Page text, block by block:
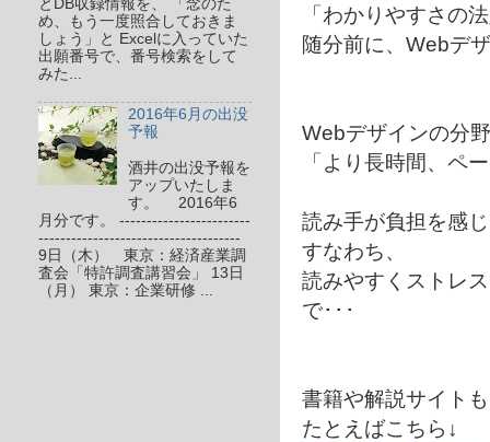
「わかりやすさの
随分前に、Webデ
Webデザインの分
「より長時間、ペ
読み手が負担を感
すなわち、
読みやすくストレ
で･･･
書籍や解説サイト
たとえばこちら↓
とDB収録情報を、 「念のた
め、もう一度照合しておきま
しょう」と Excelに入っていた
出願番号で、番号検索をして
みた...
2016年6月の出没
予報
酒井の出没予報を
アップいたしま
す。 2016年6
月分です。 ------------------------
-------------------------------------
9日（木） 東京：経済産業調
査会「特許調査講習会」 13日
（月） 東京：企業研修 ...